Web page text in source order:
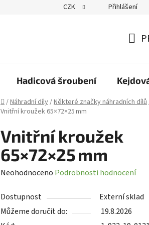
CZK Přihlášení
Hadicová šroubení
Domů
/Náhradní díly/Některé značky náhradních dílů
Vnitřní kroužek 65×72×25 mm
Vnitřní kroužek
65×72×25 mm
Průměrné
produktu
je
Neohodnoceno Podrobnosti hodnocení
Dostupnost
Externí sklad
Můžeme doručit do:
19.8.2026